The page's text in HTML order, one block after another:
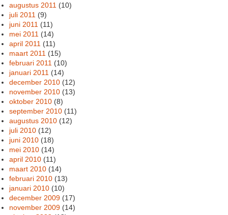
augustus 2011 (10)
juli 2011 (9)
juni 2011 (11)
mei 2011 (14)
april 2011 (11)
maart 2011 (15)
februari 2011 (10)
januari 2011 (14)
december 2010 (12)
november 2010 (13)
oktober 2010 (8)
september 2010 (11)
augustus 2010 (12)
juli 2010 (12)
juni 2010 (18)
mei 2010 (14)
april 2010 (11)
maart 2010 (14)
februari 2010 (13)
januari 2010 (10)
december 2009 (17)
november 2009 (14)